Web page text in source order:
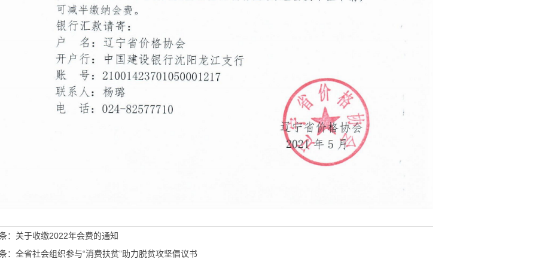
： 关于收缴2022年会费的通知
： 全省社会组织参与“消费扶贫”助力脱贫攻坚倡议书